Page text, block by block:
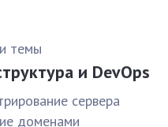
темы
и DevOps
сервера
доменами